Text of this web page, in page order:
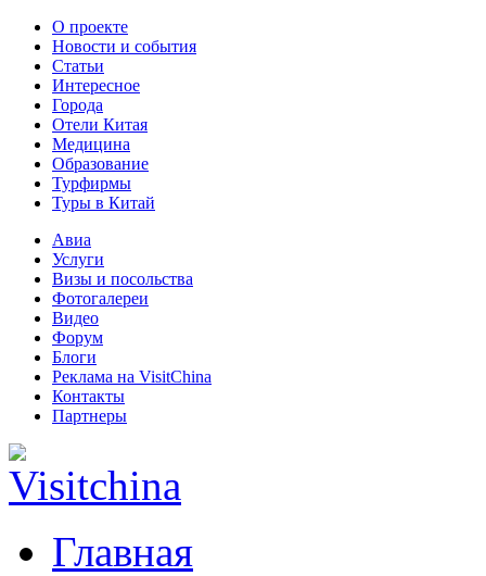
О проекте
Новости и события
Статьи
Интересное
Города
Отели Китая
Медицина
Образование
Турфирмы
Туры в Китай
Авиа
Услуги
Визы и посольства
Фотогалереи
Видео
Форум
Блоги
Реклама на VisitChina
Контакты
Партнеры
Главная